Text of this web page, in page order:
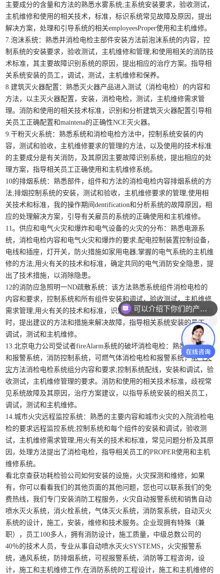
主要成分的含量和方法的熟悉水雾系统;主系统安装要求，验收测试，
主机维修和使用的相关技术，标准，标识系统常见故障及原因，提出
解决方案，处理和引导系统的相关employeesProper使用和主机维修。
7.泡沫系统：熟悉并消检电检主部件安装方法前泡沫系统的内容，控
制系统的安装要求，验收测试，主机维修和管理;和使用相关的消防技
术标准，其主要故障识别系统的原因，提出相应的治疗方案。指导相
关系统安装的员工，调试，测试，主机维修和保养。
8.建筑灭火器配置：熟悉灭火器产品进入测试（消检电检）的内容和
方法，以主灭火器配置，安装，消检电检，测试，主机维修需求管
理。消防和使用的相关技术标准，识别和分析建筑灭火器配置引导相
关员工正确配置和maintena的正确性NCE灭火器。
9.干粉灭火系统：熟悉系统和消检电检方法中，控制系统安装的内
容，测试和验收，主机维修要求的管理的方法，以及使用的技术标准
的主要成分是有关消防，及其原因主要故障识别系统，提出相应的处
理方案，指导相关员工正确使用和主机维修系统。
10的排烟系统：熟悉部件，组件和方法的消检电检内容排烟系统的方
法;排烟控制系统的安装，测试和验收，主机维修要求的管理;使用相
关技术和标准，我的操作期间dentification和分析系统的故障原因，相
应的处理解决方案，引导有关雇员的系统的正确使用和主机维修。
11。供应和电气火灾和爆炸和电气设备的火灾的分布：熟悉电源系
统，消检电检内容和电气火灾和爆炸的要求;配电控制装置控制设备，
电线和插座，灯开关，防火措施如家用电器;掌握的电气系统的主机维
修的方法;用火有关的技术和标准，确定共同的电气消防安全隐患，提
出了技术措施，以消除隐患。
12的消防应急照明一ND疏散系统：该方法熟悉系统组件消检电检的
内容和要求，控制系统和所有组件安装和调试，验收测试，主机维修
需求管理;用火有关的技术和标准，识别和分析故障，并导致系统运行
时，提出建议的方法和措施来解决故障，指导相关系统安装的员工，
调试，测试和主机维修。
13.北京电力公司受试者fireAlarm系统的破坏消检电检：熟悉火灾探测
和报警系统，消防控制系统，可燃气体消检电检和报警系统，电气火
灾方法消检电检系统组分内容和要求;控制系统配线，安装和调试，验
收测试，主机维修管理的要求。消防和使用的相关技术标准，歧视常
见系统故障及其原因，治疗方案建议，以指导系统安装的相关员工，
调试，测试和主机维修。
14.城市火灾远程监控系统：熟悉的主要内容和城市火灾的入院消检电
检的要求远程监控系统;控制系统和每个组件的安装和调试，验收测
试，主机维修需求管理;用火有关的技术和标准，常见问题分析及其原
因，处理方法提出了消检电检，指导相关员工的PROPER使用和主机
维修系统。
看北京查获功耗检验公司如何安装的设施，火灾探测和维修，如果
有，你可以看看我们的其他页面的其他问题，您也可以联系我们的免
费热线，我们专门安装消防工程服务，火灾自动报警系统和销售自动
喷水灭火系统，消火栓系统，气体灭火系统，消防泵系统，自动灭火
系统的设计，施工，安装，维修和技术服务。企业现拥有特殊（兼
职），员工100多人，拥有消防设计，施工质量，中级总数公司的
40％的技术人员，专业从事自动喷水灭火SYSTEMS，火灾报警系
统，通风系统，防排烟系统，可视报警系统，消防等工程咨询，设
计，施工和主机维修工作;在消防系统的工程设计，施工和主机维修的
可以介绍下你们的产品么？
你们是怎么收费的呢？